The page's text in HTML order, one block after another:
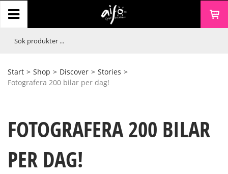
Start > Shop > Discover > Stories >
Fotografera 200 bilar per dag!
FOTOGRAFERA 200 BILAR
PER DAG!